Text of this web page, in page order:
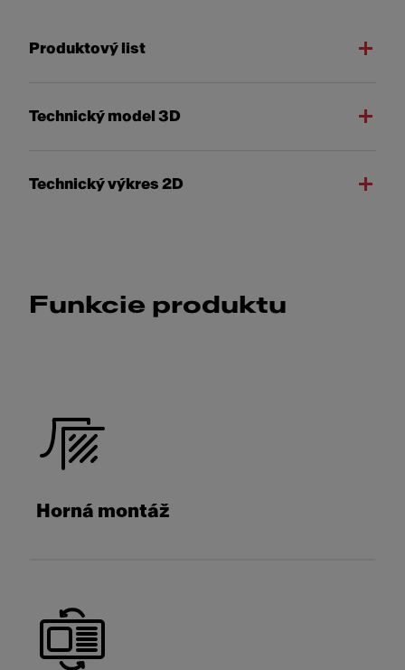
Produktový list
Technický model 3D
Technický výkres 2D
Funkcie produktu
Horná montáž